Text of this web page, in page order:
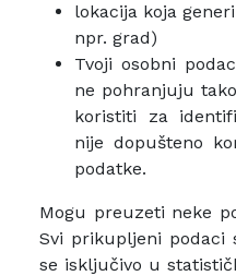
lokacija koja
npr. grad)
Tvoji osobni
ne pohranjuju
koristiti za
nije dopušteno
podatke.
Mogu preuzeti neke
Svi prikupljeni podaci
se isključivo u